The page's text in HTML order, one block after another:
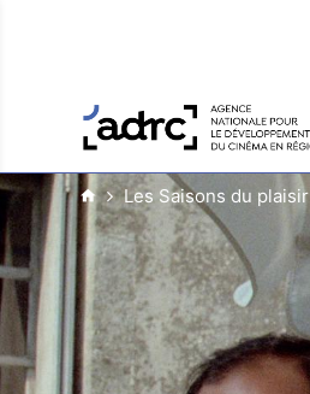
Les Saisons du plaisir